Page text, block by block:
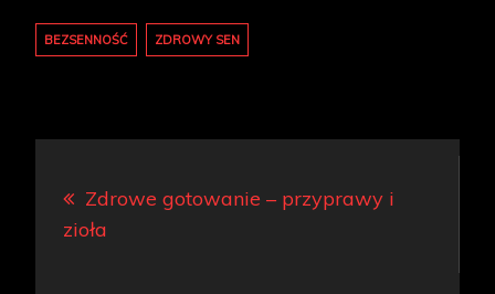
BEZSENNOŚĆ ZDROWY SEN
wpisu
Zdrowe gotowanie – przyprawy i
zioła